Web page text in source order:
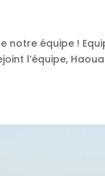
notre équipe !
l’équipe,